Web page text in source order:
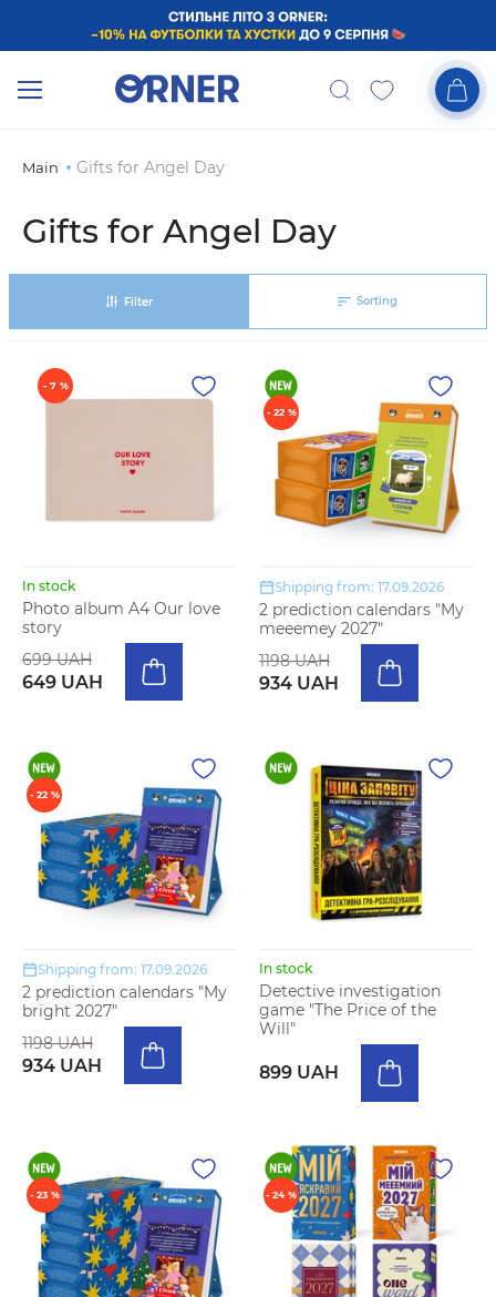
Main Gifts for Angel Day
Gifts for Angel Day
Filter Sorting
- 7 %
In stock
Photo album A4 Our love
story
699 UAH
649 UAH
- 22 %
Shipping from: 17.09.2026
2 prediction calendars "My
meeemey 2027"
1198 UAH
934 UAH
- 22 %
Shipping from: 17.09.2026
2 prediction calendars "My
bright 2027"
1198 UAH
934 UAH
In stock
Detective investigation
game "The Price of the
Will"
899 UAH
- 23 % - 24 %